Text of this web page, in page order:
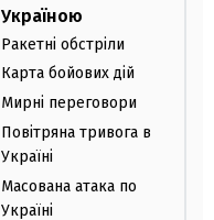
Україною
Ракетні обстріли
Карта бойових дій
Мирні переговори
Повітряна тривога в
Україні
Масована атака по
Україні